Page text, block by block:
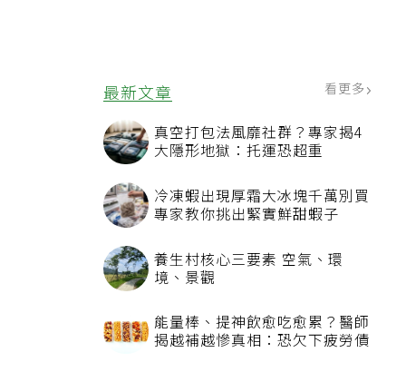
最新文章 看更多
真空打包法風靡社群？專家揭4
大隱形地獄：托運恐超重
冷凍蝦出現厚霜大冰塊千萬別買
專家教你挑出緊實鮮甜蝦子
養生村核心三要素 空氣、環
境、景觀
能量棒、提神飲愈吃愈累？醫師
揭越補越慘真相：恐欠下疲勞債